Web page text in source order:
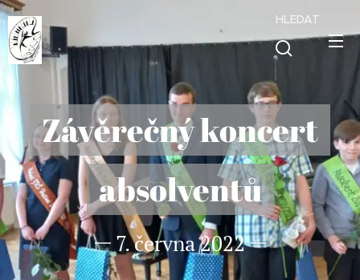
HLEDAT
Závěrečný koncert
absolventů
7. června 2022